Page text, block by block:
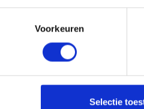
Voorkeuren
Selectie
Montageband /